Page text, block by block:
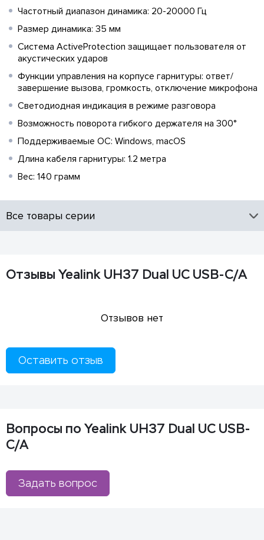
Частотный диапазон динамика: 20-20000 Гц
Размер динамика: 35 мм
Система ActiveProtection защищает пользователя от
акустических ударов
Функции управления на корпусе гарнитуры: ответ/
завершение вызова, громкость, отключение микрофона
Светодиодная индикация в режиме разговора
Возможность поворота гибкого держателя на 300°
Поддерживаемые ОС: Windows, macOS
Длина кабеля гарнитуры: 1.2 метра
Вес: 140 грамм
Все товары серии
Отзывы Yealink UH37 Dual UC USB-C/A
Отзывов нет
Оставить отзыв
Вопросы по Yealink UH37 Dual UC USB-
C/A
Задать вопрос